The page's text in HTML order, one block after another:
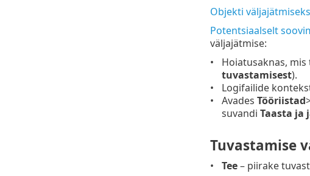
Objekti
Potentsiaalselt
väljajätmise:
Hoiatusaknas,
tuvastamisest).
Logifailide
Avades Tööriistad
suvandi Taasta ja
Tuvastamise
Tee– piirake